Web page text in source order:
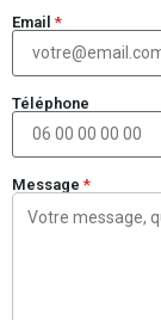
Email *
Téléphone
Message *